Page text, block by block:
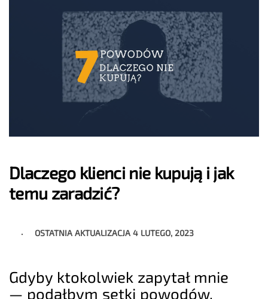
Dlaczego klienci nie kupują i jak
temu zaradzić?
OSTATNIA AKTUALIZACJA4 LUTEGO, 2023
Gdyby ktokolwiek zapytał mnie
— podałbym setki powodów,